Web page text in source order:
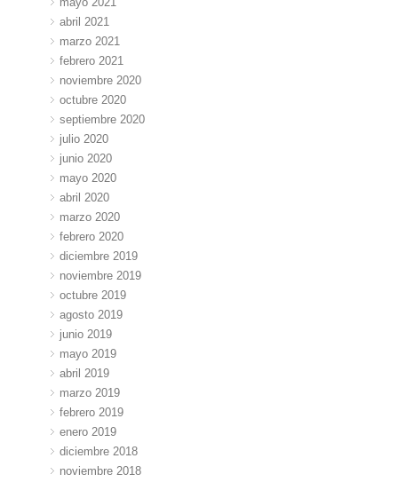
abril 2021
marzo 2021
febrero 2021
noviembre 2020
octubre 2020
septiembre 2020
julio 2020
junio 2020
mayo 2020
abril 2020
marzo 2020
febrero 2020
diciembre 2019
noviembre 2019
octubre 2019
agosto 2019
junio 2019
mayo 2019
abril 2019
marzo 2019
febrero 2019
enero 2019
diciembre 2018
noviembre 2018